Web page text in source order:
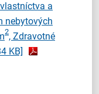
a
nebytových
2, Zdravotné
KB]